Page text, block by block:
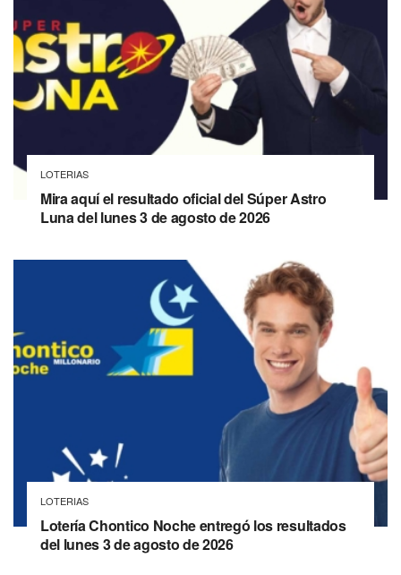
LOTERIAS
Mira aquí el resultado oficial del Súper Astro
Luna del lunes 3 de agosto de 2026
LOTERIAS
Lotería Chontico Noche entregó los resultados
del lunes 3 de agosto de 2026